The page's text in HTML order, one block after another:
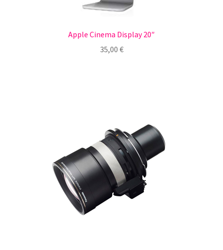
Apple Cinema Display 20″
35,00 €